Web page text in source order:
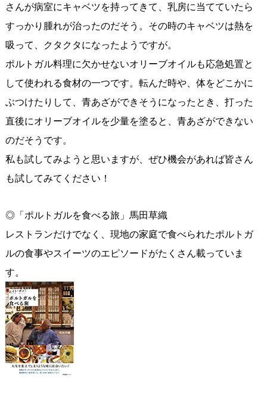
さんが病室にキャベツを持ってきて、乳房に当てていたら
すっかり腫れが治ったのだそう。その時のキャベツは熱を
吸って、クタクタになったようですが。
ポルトガル料理に欠かせないオリーブオイルも応急処置と
して使われる食材の一つです。転んだ時や、体をどこかに
ぶつけたりして、青あざができそうになったとき、打った
直後にオリーブオイルを少量を塗ると、青あざができない
のだそうです。
私も試してみようと思いますが、ぜひ機会があれば皆さん
も試してみてください！
◎「ポルトガルを食べる旅」馬田草織
レストランだけでなく、現地の家庭で食べられたポルトガ
ルの食事やスイーツのエピソードがたくさん載っていま
す。